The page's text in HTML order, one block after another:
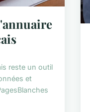
reste un outil
et